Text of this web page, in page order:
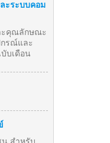
ะระบบคอม
ะคุณลักษณะ
รณ์และ
บเดือน